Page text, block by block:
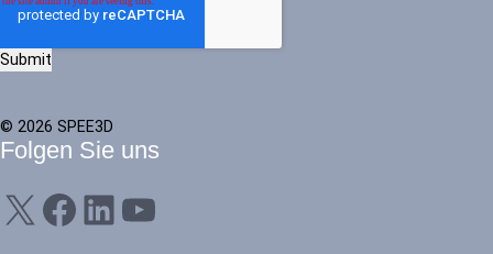
© 2026 SPEE3D
Folgen Sie uns
X Facebook LinkedIn YouTube